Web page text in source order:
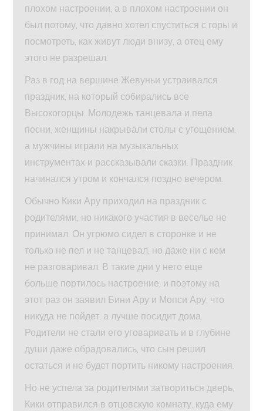
плохом настроении, а в плохом настроении он
был потому, что давно хотел спуститься с горы и
посмотреть, как живут люди внизу, а отец ему
этого не разрешал.
Раз в год на вершине Жевуньи устраивался
праздник, на который собирались все
Высокогорцы. Молодежь танцевала и пела
песни, женщины накрывали столы с угощением,
а мужчины играли на музыкальных
инструментах и рассказывали сказки. Праздник
начинался утром и кончался поздно вечером.
Обычно Кики Ару приходил на праздник с
родителями, но никакого участия в веселье не
принимал. Он угрюмо сидел в сторонке и не
только не пел и не танцевал, но даже ни с кем
не разговаривал. В такие дни у него еще
больше портилось настроение, и поэтому на
этот раз он заявил Бини Ару и Мопси Ару, что
никуда не пойдет, а лучше посидит дома.
Родители не стали его уговаривать и в глубине
души даже обрадовались, что сын решил
остаться и не будет портить никому настроения.
Но не успела за родителями затвориться дверь,
Кики отправился в отцовскую комнату, куда ему